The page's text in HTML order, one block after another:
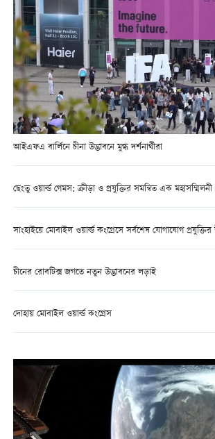
আইএফএ বার্লিনে চীনা উদ্ভাবনে মুগ্ধ দর্শনার্থীরা
ছেংতু ওয়ার্ল্ড গেমস: ক্রীড়া ও প্রযুক্তির সমন্বিত এক মহাসম্মিলনী
সাংহাইয়ে মোবাইল ওয়ার্ল্ড কংগ্রেসে সর্বশেষ যোগাযোগ
চীনের রোবটিক্স জগতে নতুন উদ্ভাবনের লড়াই
দোহায় মোবাইল ওয়ার্ল্ড কংগ্রেস